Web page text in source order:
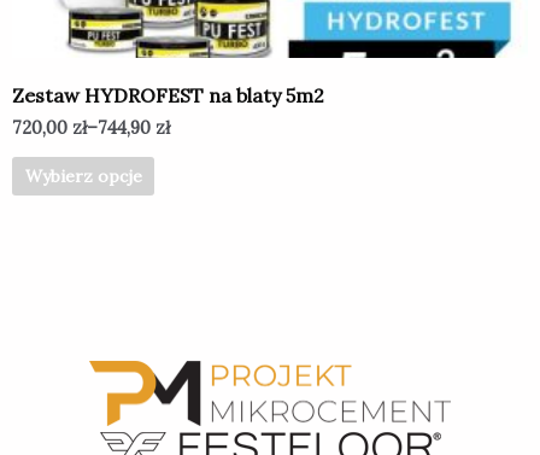
Zestaw HYDROFEST na blaty 5m2
720,00 zł–744,90 zł
Wybierz opcje
stronie